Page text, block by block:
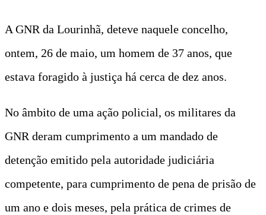
A GNR da Lourinhã, deteve naquele concelho,
ontem, 26 de maio, um homem de 37 anos, que
estava foragido à justiça há cerca de dez anos.
No âmbito de uma ação policial, os militares da
GNR deram cumprimento a um mandado de
detenção emitido pela autoridade judiciária
competente, para cumprimento de pena de prisão de
um ano e dois meses, pela prática de crimes de